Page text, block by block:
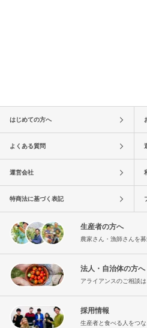
はじめての方へ
よくある質問
運営会社
特商法に基づく表記
生産者の方へ
農家さん・漁師さんを
法人・自治体の方へ
アライアンスのご相談
採用情報
生産者と食べる人をつ